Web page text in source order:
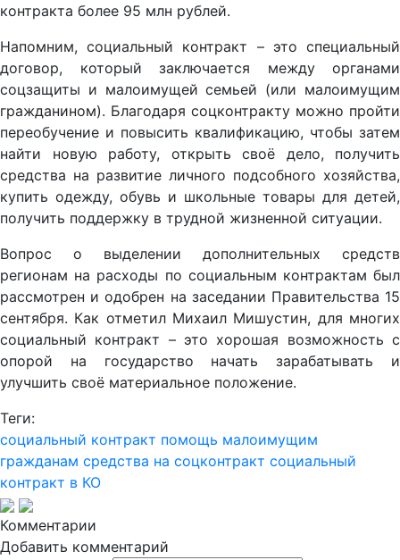
контракта более 95 млн рублей.
Напомним, социальный контракт – это специальный
договор, который заключается между органами
соцзащиты и малоимущей семьей (или малоимущим
гражданином). Благодаря соцконтракту можно пройти
переобучение и повысить квалификацию, чтобы затем
найти новую работу, открыть своё дело, получить
средства на развитие личного подсобного хозяйства,
купить одежду, обувь и школьные товары для детей,
получить поддержку в трудной жизненной ситуации.
Вопрос о выделении дополнительных средств
регионам на расходы по социальным контрактам был
рассмотрен и одобрен на заседании Правительства 15
сентября. Как отметил Михаил Мишустин, для многих
социальный контракт – это хорошая возможность с
опорой на государство начать зарабатывать и
улучшить своё материальное положение.
Теги:
социальный контракт помощь малоимущим
гражданам средства на соцконтракт социальный
контракт в КО
Комментарии
Добавить комментарий